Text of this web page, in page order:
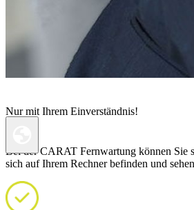
Nur mit Ihrem Einverständnis!
Bei der CARAT Fernwartung können Sie
sich auf Ihrem Rechner befinden und